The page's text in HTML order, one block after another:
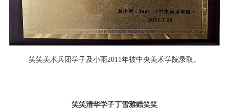
笑笑美术兵团学子及小雨2011年被中央美术学院录取。
笑笑清华学子丁雪雅赠笑笑